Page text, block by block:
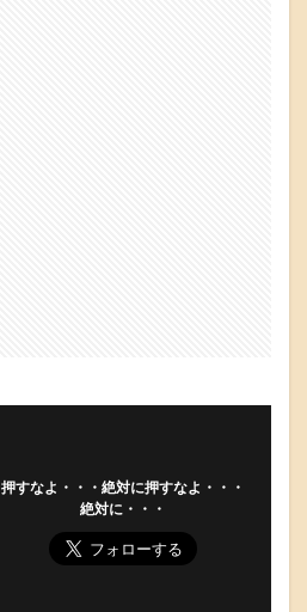
押すなよ・・・絶対に押すなよ・・・
絶対に・・・